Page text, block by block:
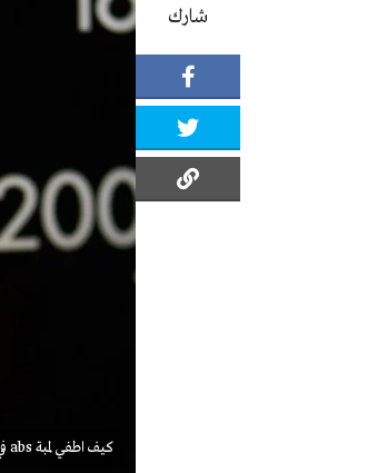
شارك
كيف اطفي لمبة abs في السيارة؟